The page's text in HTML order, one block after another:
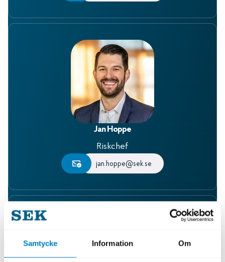
Samtycke Information Om
Jan Hoppe
Riskchef
jan.hoppe@sek.se